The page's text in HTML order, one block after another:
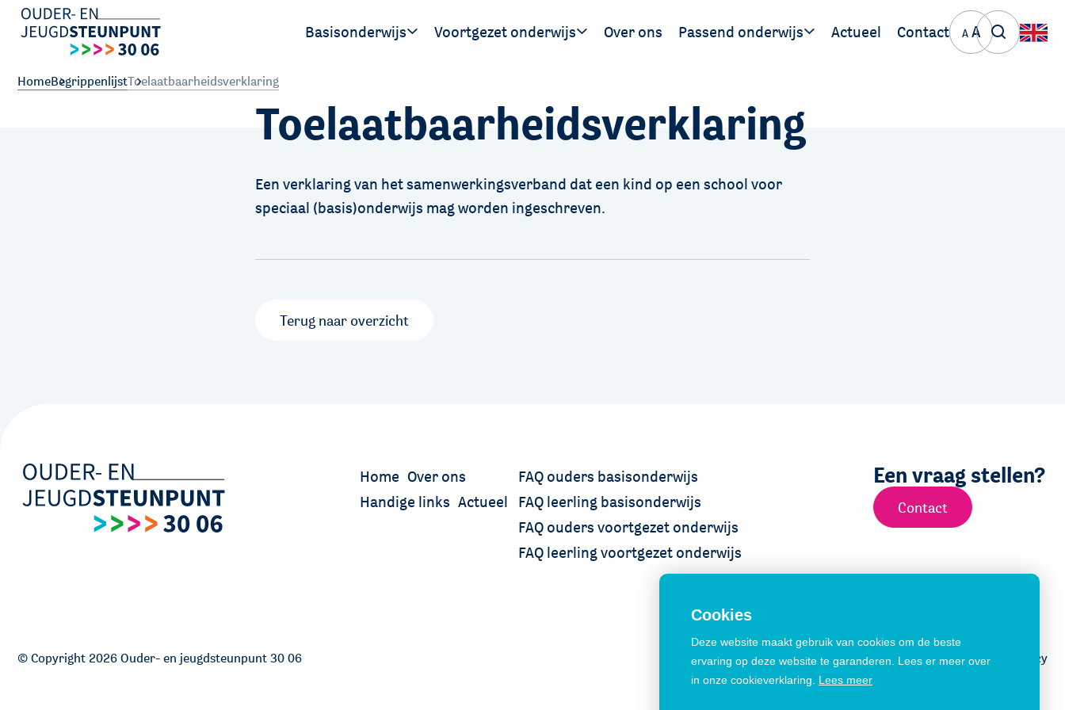
Cookies
Deze website maakt gebruik van cookies om de beste
ervaring op deze website te garanderen. Lees er meer over
in onze cookieverklaring. Lees meer
Basisonderwijs
Leerlingen
Voortgezet onderwijs Over ons Passend onderwijs
SWV PO 30 06
SWV VO 30 06
Actueel Contact A A
HomeBegrippenlijstToelaatbaarheidsverklaring
Toelaatbaarheidsverklaring
Een verklaring van het samenwerkingsverband dat een kind op een school voor
speciaal (basis)onderwijs mag worden ingeschreven.
Terug naar overzicht
Home Over ons
Handige links Actueel
FAQ ouders basisonderwijs
FAQ leerling basisonderwijs
FAQ ouders voortgezet onderwijs
FAQ leerling voortgezet onderwijs
Een vraag stellen?
Contact
© Copyright 2026 Ouder- en jeugdsteunpunt 30 06 DisclaimerCookiemelding Privacy